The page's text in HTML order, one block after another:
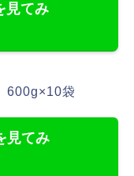
見てみ
袋
見てみ